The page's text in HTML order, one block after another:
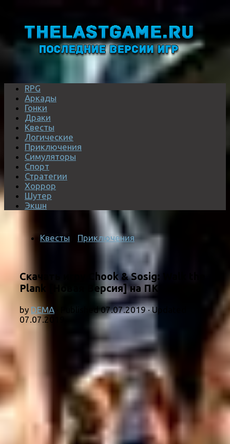
RPG
Аркады
Гонки
Драки
Квесты
Логические
Приключения
Симуляторы
Спорт
Стратегии
Хоррор
Шутер
Экшн
Квесты Приключения
Скачать игру Chook & Sosig: Walk the
Plank [Новая Версия] на ПК
by DEMA · Published07.07.2019· Updated
07.07.2019